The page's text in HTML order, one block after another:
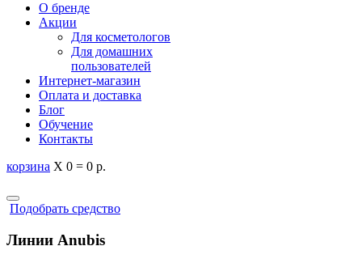
О бренде
Акции
Для косметологов
Для домашних
пользователей
Интернет-магазин
Оплата и доставка
Блог
Обучение
Контакты
корзина X 0 = 0 р.
Подобрать средство
Линии Anubis